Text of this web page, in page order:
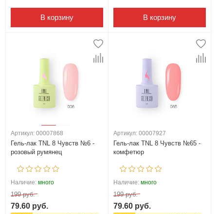
В корзину В корзину
Артикул: 00007868
Гель-лак TNL 8 Чувств №6 -
розовый румянец
Наличие: много
199 руб.
79.60 руб.
Артикул: 00007927
Гель-лак TNL 8 Чувств №65 -
комфетюр
Наличие: много
199 руб.
79.60 руб.